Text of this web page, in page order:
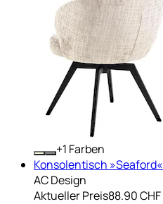
+ Farben
Konsolentisch »Seaford«
AC Design
Aktueller Preis88.90 CHF